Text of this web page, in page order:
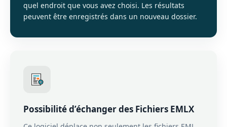
quel endroit que vous avez choisi. Les résultats
peuvent être enregistrés dans un nouveau dossier.
Possibilité d’échanger des Fichiers EMLX